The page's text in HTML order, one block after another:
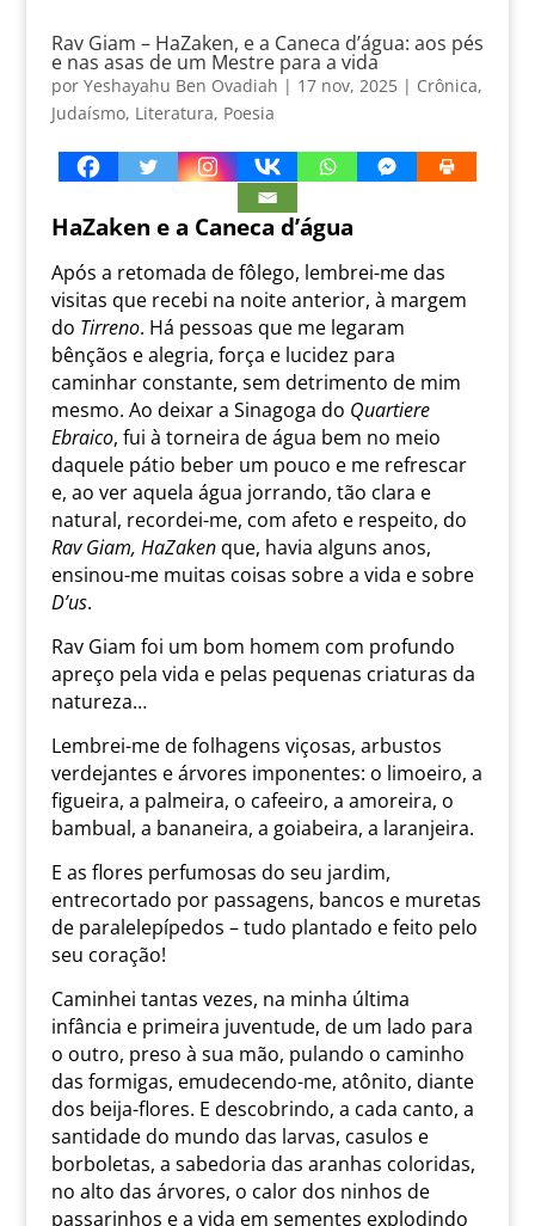
Rav Giam – HaZaken, e a Caneca d’água: aos pés
e nas asas de um Mestre para a vida
por Yeshayahu Ben Ovadiah | 17 nov, 2025| Crônica,
Judaísmo, Literatura, Poesia
HaZaken e a Caneca d’água
Após a retomada de fôlego, lembrei-me das
visitas que recebi na noite anterior, à margem
do Tirreno. Há pessoas que me legaram
bênçãos e alegria, força e lucidez para
caminhar constante, sem detrimento de mim
mesmo. Ao deixar a Sinagoga do Quartiere
Ebraico, fui à torneira de água bem no meio
daquele pátio beber um pouco e me refrescar
e, ao ver aquela água jorrando, tão clara e
natural, recordei-me, com afeto e respeito, do
Rav Giam, HaZakenque, havia alguns anos,
ensinou-me muitas coisas sobre a vida e sobre
D’us.
Rav Giam foi um bom homem com profundo
apreço pela vida e pelas pequenas criaturas da
natureza…
Lembrei-me de folhagens viçosas, arbustos
verdejantes e árvores imponentes: o limoeiro, a
figueira, a palmeira, o cafeeiro, a amoreira, o
bambual, a bananeira, a goiabeira, a laranjeira.
E as flores perfumosas do seu jardim,
entrecortado por passagens, bancos e muretas
de paralelepípedos – tudo plantado e feito pelo
seu coração!
Caminhei tantas vezes, na minha última
infância e primeira juventude, de um lado para
o outro, preso à sua mão, pulando o caminho
das formigas, emudecendo-me, atônito, diante
dos beija-flores. E descobrindo, a cada canto, a
santidade do mundo das larvas, casulos e
borboletas, a sabedoria das aranhas coloridas,
no alto das árvores, o calor dos ninhos de
passarinhos e a vida em sementes explodindo